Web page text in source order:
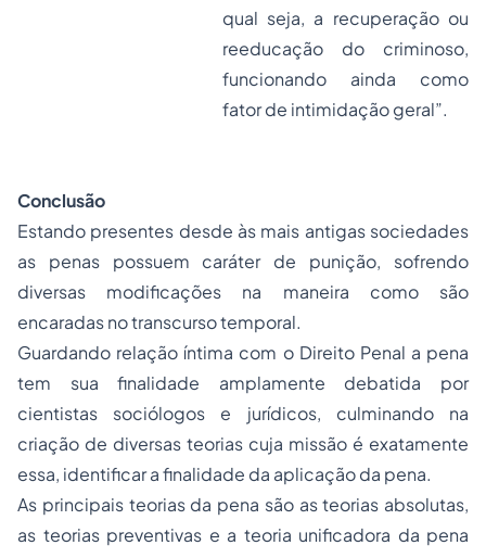
qual seja, a recuperação ou
reeducação do criminoso,
funcionando ainda como
fator de intimidação geral”.
Conclusão
Estando presentes desde às mais antigas sociedades
as penas possuem caráter de punição, sofrendo
diversas modificações na maneira como são
encaradas no transcurso temporal.
Guardando relação íntima com o Direito Penal a pena
tem sua finalidade amplamente debatida por
cientistas sociólogos e jurídicos, culminando na
criação de diversas teorias cuja missão é exatamente
essa, identificar a finalidade da aplicação da pena.
As principais teorias da pena são as teorias absolutas,
as teorias preventivas e a teoria unificadora da pena